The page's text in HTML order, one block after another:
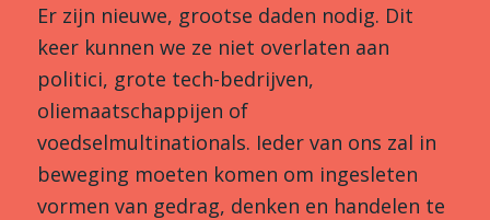
Er zijn nieuwe, grootse daden nodig. Dit
keer kunnen we ze niet overlaten aan
politici, grote tech-bedrijven,
oliemaatschappijen of
voedselmultinationals. Ieder van ons zal in
beweging moeten komen om ingesleten
vormen van gedrag, denken en handelen te